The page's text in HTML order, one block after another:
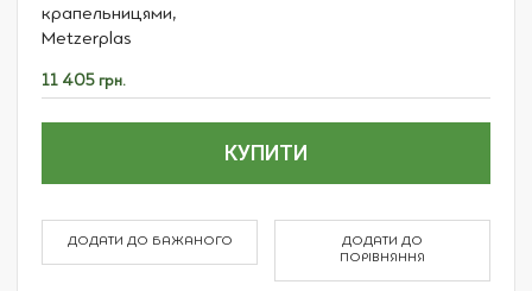
крапельницями,
Metzerplas
11 405 грн.
КУПИТИ
ДОДАТИ ДО БАЖАНОГО
ДОДАТИ ДО
ПОРІВНЯННЯ